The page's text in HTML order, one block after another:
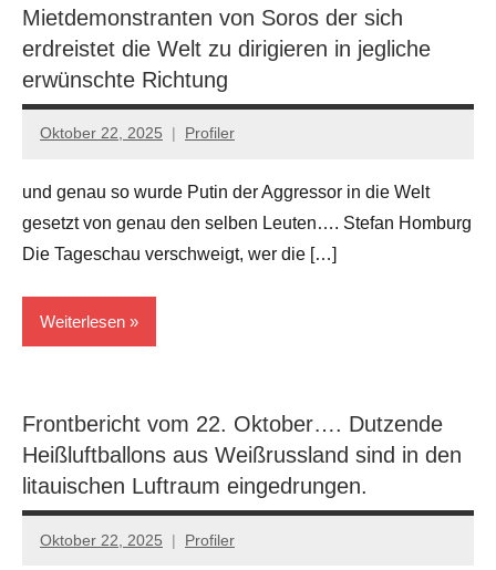
Mietdemonstranten von Soros der sich
erdreistet die Welt zu dirigieren in jegliche
erwünschte Richtung
Oktober 22, 2025 Profiler
Keine
und genau so wurde Putin der Aggressor in die Welt
gesetzt von genau den selben Leuten…. Stefan Homburg
Die Tageschau verschweigt, wer die […]
Weiterlesen
Verschwörungstheorien
Frontbericht vom 22. Oktober…. Dutzende
Heißluftballons aus Weißrussland sind in den
litauischen Luftraum eingedrungen.
Oktober 22, 2025 Profiler
Keine